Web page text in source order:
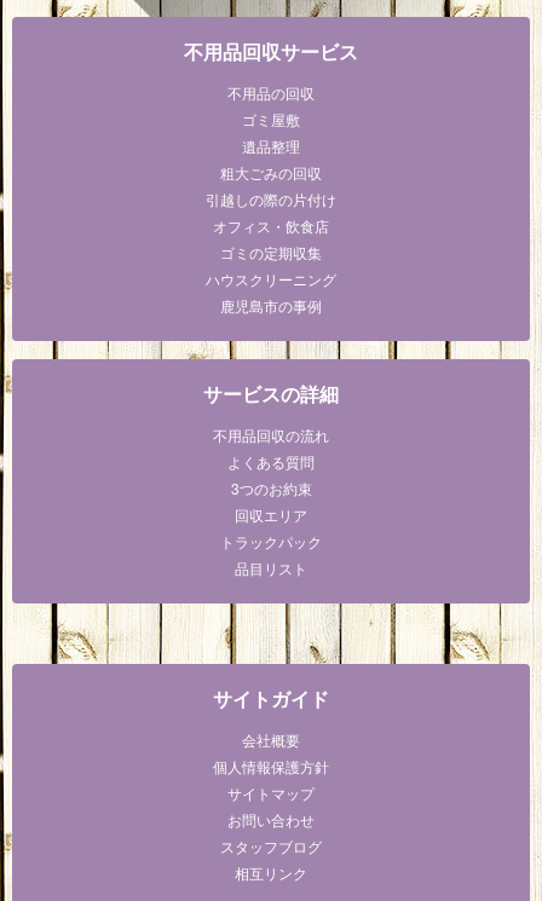
不用品回収サービス
不用品の回収
ゴミ屋敷
遺品整理
粗大ごみの回収
引越しの際の片付け
オフィス・飲食店
ゴミの定期収集
ハウスクリーニング
鹿児島市の事例
サービスの詳細
不用品回収の流れ
よくある質問
3つのお約束
回収エリア
トラックパック
品目リスト
サイトガイド
会社概要
個人情報保護方針
サイトマップ
お問い合わせ
スタッフブログ
相互リンク